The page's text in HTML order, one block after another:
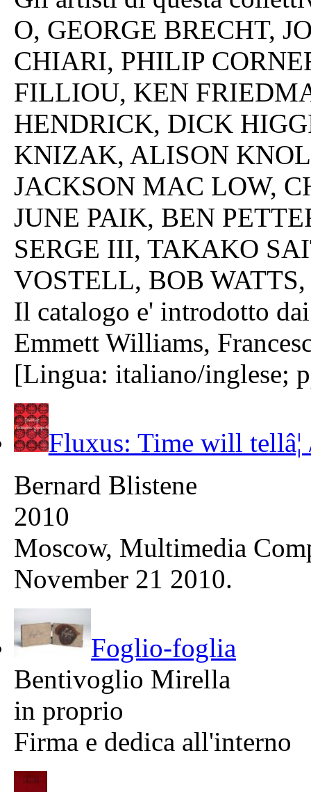
O, GEORGE BRECHT,
CHIARI, PHILIP
FILLIOU, KEN
HENDRICK, DICK
KNIZAK, ALISON
JACKSON MAC LOW,
JUNE PAIK, BEN
SERGE III, TAKAKO
VOSTELL, BOB
Il catalogo e' introdotto
Emmett Williams,
[Lingua: italiano/inglese;
Fluxus: Time will
Bernard Blistene
2010
Moscow, Multimedia
November 21 2010.
Foglio-foglia
Bentivoglio Mirella
in proprio
Firma e dedica all'interno